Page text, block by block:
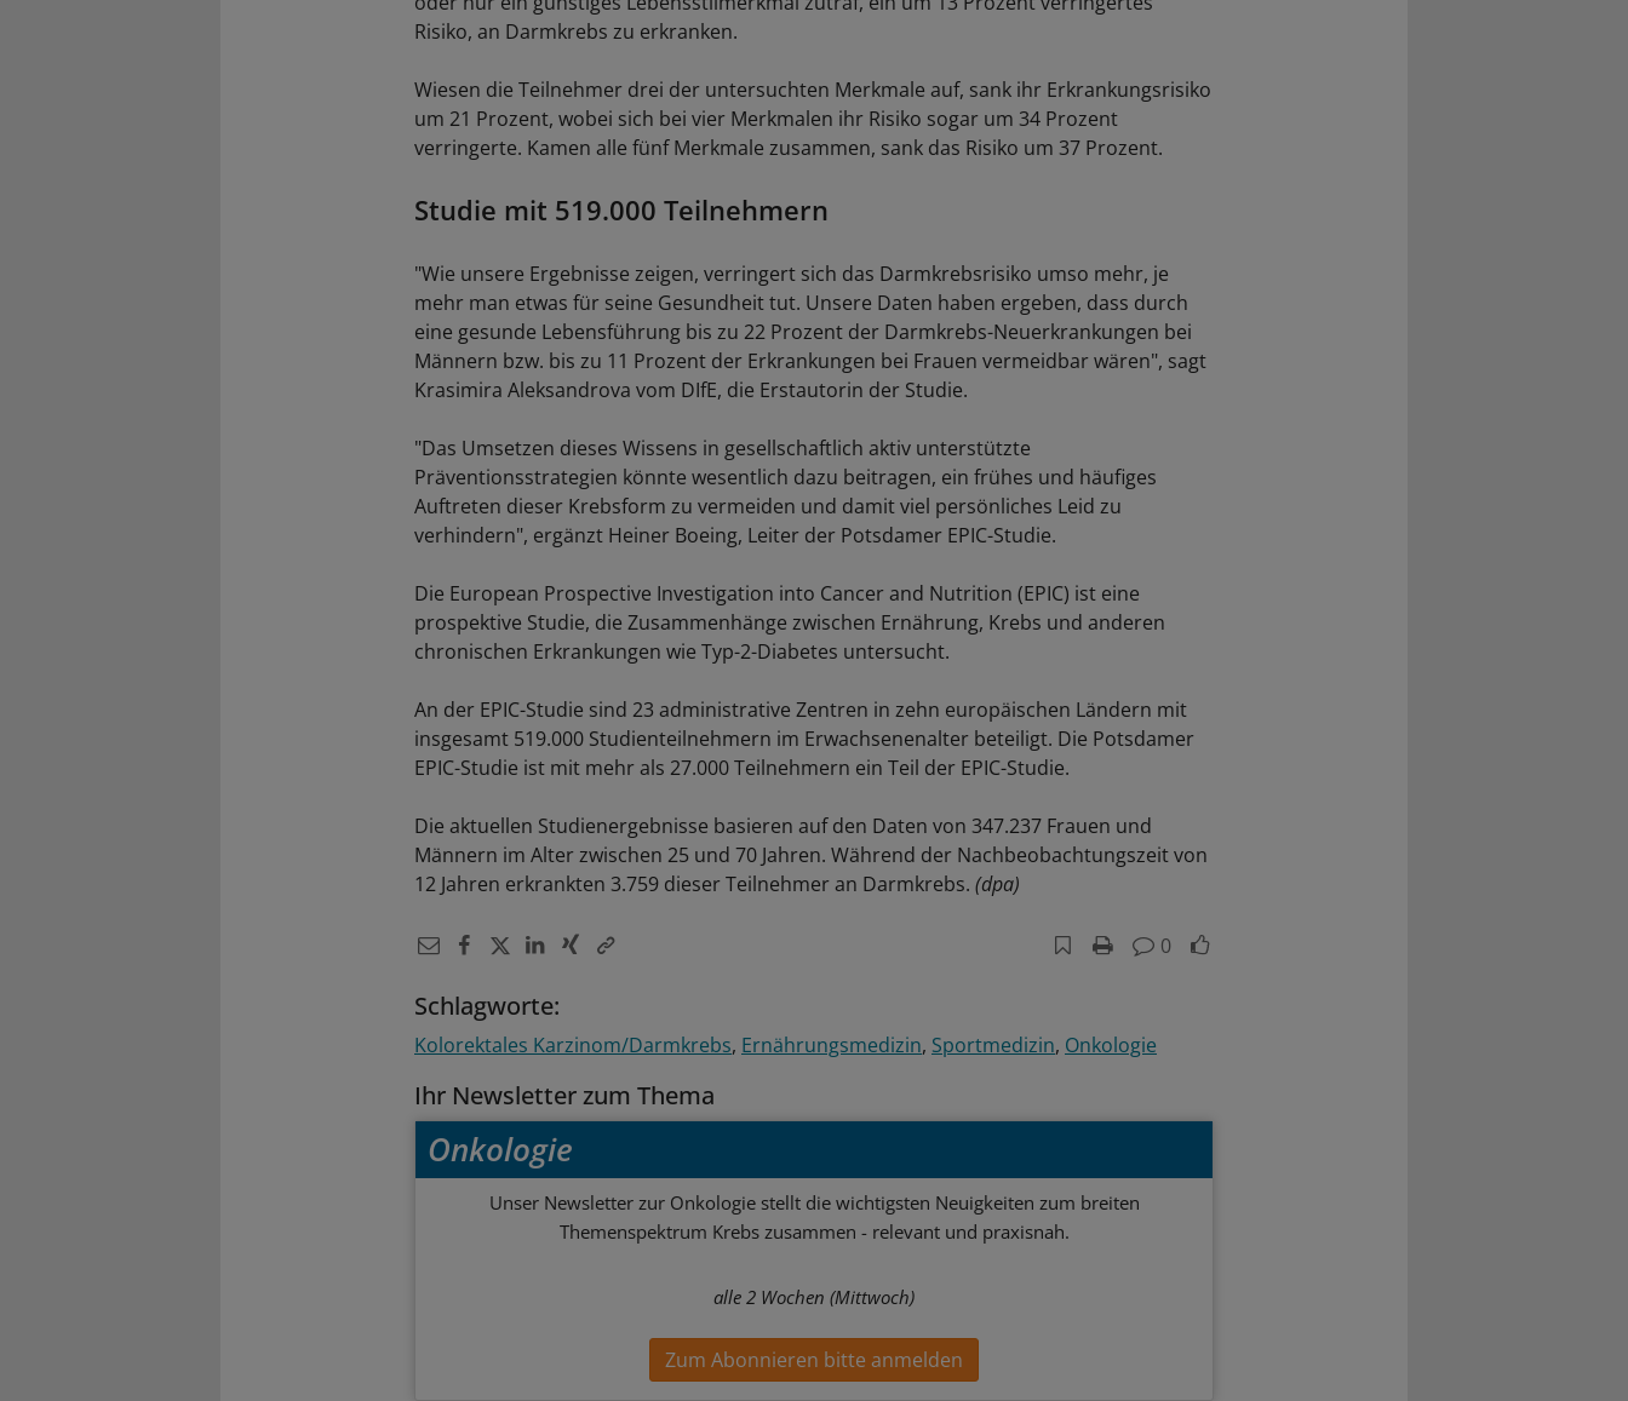
Risiko, an Darmkrebs zu erkranken.
Wiesen die Teilnehmer drei der untersuchten Merkmale auf, sank ihr Erkrankungsrisiko
um 21 Prozent, wobei sich bei vier Merkmalen ihr Risiko sogar um 34 Prozent
verringerte. Kamen alle fünf Merkmale zusammen, sank das Risiko um 37 Prozent.
Studie mit 519.000 Teilnehmern
"Wie unsere Ergebnisse zeigen, verringert sich das Darmkrebsrisiko umso mehr, je
mehr man etwas für seine Gesundheit tut. Unsere Daten haben ergeben, dass durch
eine gesunde Lebensführung bis zu 22 Prozent der Darmkrebs-Neuerkrankungen bei
Männern bzw. bis zu 11 Prozent der Erkrankungen bei Frauen vermeidbar wären", sagt
Krasimira Aleksandrova vom DIfE, die Erstautorin der Studie.
"Das Umsetzen dieses Wissens in gesellschaftlich aktiv unterstützte
Präventionsstrategien könnte wesentlich dazu beitragen, ein frühes und häufiges
Auftreten dieser Krebsform zu vermeiden und damit viel persönliches Leid zu
verhindern", ergänzt Heiner Boeing, Leiter der Potsdamer EPIC-Studie.
Die European Prospective Investigation into Cancer and Nutrition (EPIC) ist eine
prospektive Studie, die Zusammenhänge zwischen Ernährung, Krebs und anderen
chronischen Erkrankungen wie Typ-2-Diabetes untersucht.
An der EPIC-Studie sind 23 administrative Zentren in zehn europäischen Ländern mit
insgesamt 519.000 Studienteilnehmern im Erwachsenenalter beteiligt. Die Potsdamer
EPIC-Studie ist mit mehr als 27.000 Teilnehmern ein Teil der EPIC-Studie.
Die aktuellen Studienergebnisse basieren auf den Daten von 347.237 Frauen und
Männern im Alter zwischen 25 und 70 Jahren. Während der Nachbeobachtungszeit von
12 Jahren erkrankten 3.759 dieser Teilnehmer an Darmkrebs. (dpa)
0
Schlagworte:
Kolorektales Karzinom/Darmkrebs Ernährungsmedizin Sportmedizin Onkologie
Ihr Newsletter zum Thema
Onkologie
Unser Newsletter zur Onkologie stellt die wichtigsten Neuigkeiten zum breiten
Themenspektrum Krebs zusammen - relevant und praxisnah.
alle 2 Wochen (Mittwoch)
Zum Abonnieren bitte anmelden